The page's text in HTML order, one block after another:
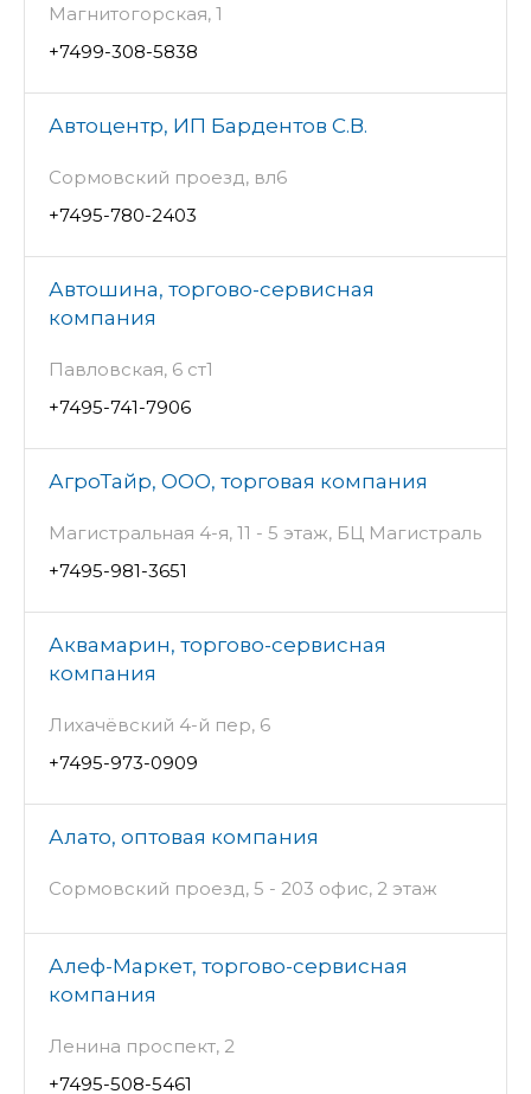
Магнитогорская, 1
+7499-308-5838
Автоцентр, ИП Бардентов С.В.
Сормовский проезд, вл6
+7495-780-2403
Автошина, торгово-сервисная
компания
Павловская, 6 ст1
+7495-741-7906
АгроТайр, ООО, торговая компания
Магистральная 4-я, 11 - 5 этаж, БЦ Магистраль
+7495-981-3651
Аквамарин, торгово-сервисная
компания
Лихачёвский 4-й пер, 6
+7495-973-0909
Алато, оптовая компания
Сормовский проезд, 5 - 203 офис, 2 этаж
Алеф-Маркет, торгово-сервисная
компания
Ленина проспект, 2
+7495-508-5461